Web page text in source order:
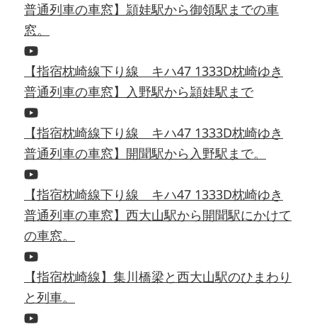
普通列車の車窓】頴娃駅から御領駅までの車
窓。
【指宿枕崎線下り線 キハ47 1333D枕崎ゆき
普通列車の車窓】入野駅から頴娃駅まで
【指宿枕崎線下り線 キハ47 1333D枕崎ゆき
普通列車の車窓】開聞駅から入野駅まで。
【指宿枕崎線下り線 キハ47 1333D枕崎ゆき
普通列車の車窓】西大山駅から開聞駅にかけて
の車窓。
【指宿枕崎線】集川橋梁と西大山駅のひまわり
と列車。